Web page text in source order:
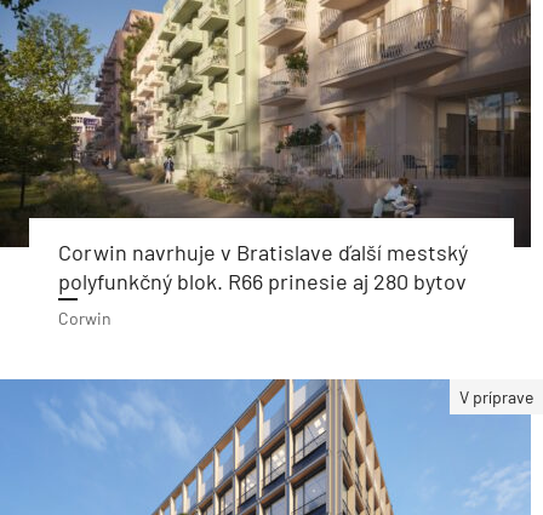
Corwin navrhuje v Bratislave ďalší mestský
polyfunkčný blok. R66 prinesie aj 280 bytov
Corwin
V príprave